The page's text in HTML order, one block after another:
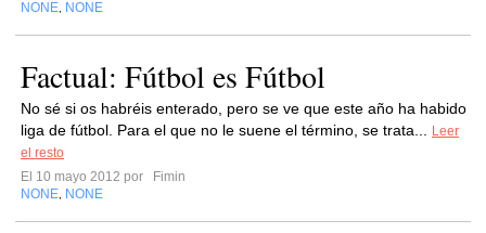
NONE NONE
Factual: Fútbol es Fútbol
No sé si os habréis enterado, pero se ve que este año ha habido
liga de fútbol. Para el que no le suene el término, se trata...
Leer
el resto
El 10 mayo 2012 por
Fimin
NONE NONE